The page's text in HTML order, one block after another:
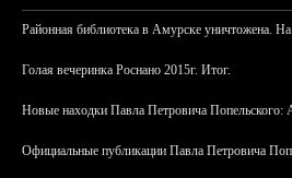
Районная библиотека в Амурске уничтожена.
Голая вечеринка Роснано 2015г. Итог.
Новые находки Павла Петровича Попельского:
Официальные публикации Павла Петровича